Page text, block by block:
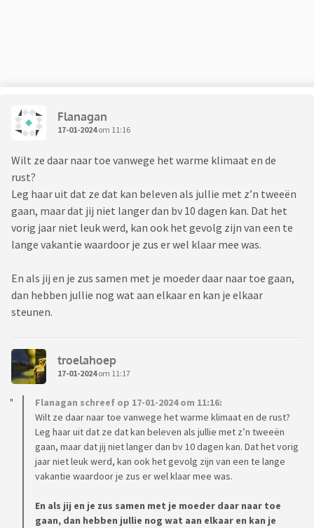
Nu is mijn vraag....
Wat kunnen we doen om te zorgen dat ze niet mogen gaan.
Het is onverantwoord dat hun die reis gaan maken, maar
huisarts en zorg centrum kunnen niets dan alleen zeggen
dat het niet verstandig is 🥺
Heeft iemand zoiets gelijks meegemaakt?
Flanagan
17-01-2024om 11:16
Wilt ze daar naar toe vanwege het warme klimaat en de
rust?
Leg haar uit dat ze dat kan beleven als jullie met z’n tweeën
gaan, maar dat jij niet langer dan bv 10 dagen kan. Dat het
vorig jaar niet leuk werd, kan ook het gevolg zijn van een te
lange vakantie waardoor je zus er wel klaar mee was.
En als jij en je zus samen met je moeder daar naar toe gaan,
dan hebben jullie nog wat aan elkaar en kan je elkaar
steunen.
troelahoep
17-01-2024om 11:17
Flanagan schreef op 17-01-2024 om 11:16:
Wilt ze daar naar toe vanwege het warme klimaat en de rust?
Leg haar uit dat ze dat kan beleven als jullie met z’n tweeën
gaan, maar dat jij niet langer dan bv 10 dagen kan. Dat het vorig
jaar niet leuk werd, kan ook het gevolg zijn van een te lange
vakantie waardoor je zus er wel klaar mee was.
En als jij en je zus samen met je moeder daar naar toe
gaan, dan hebben jullie nog wat aan elkaar en kan je